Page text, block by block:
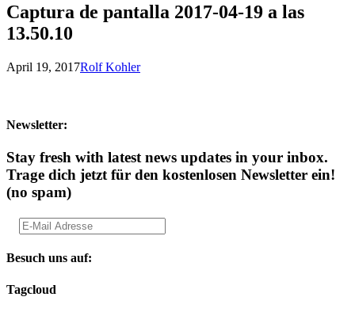
Captura de pantalla 2017-04-19 a las
13.50.10
April 19, 2017Rolf Kohler
Newsletter:
Stay fresh with latest news updates in your inbox.
Trage dich jetzt für den kostenlosen Newsletter ein!
(no spam)
Besuch uns auf:
Tagcloud